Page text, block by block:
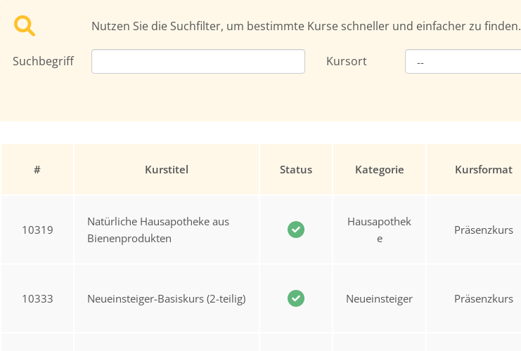
Nutzen Sie die Suchfilter, um bestimmte Kurse schneller und einfacher zu finden.
Suchbegriff Kursort
# Kurstitel Status Kategorie Kursformat
10319
Natürliche Hausapotheke aus
Bienenprodukten
Hausapothek
e
Präsenzkurs
10333 Neueinsteiger-Basiskurs (2-teilig) Neueinsteiger Präsenzkurs